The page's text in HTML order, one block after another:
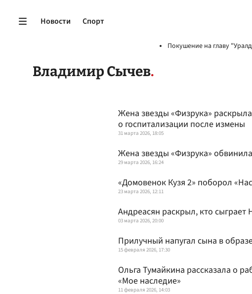
Новости Спорт
Покушение на главу
Владимир Сычев
Жена звезды «Физрука»
о госпитализации после измены
31 марта 2026, 18:05
Жена звезды «Физрука»
29 марта 2026, 16:24
«Домовенок Кузя 2» поборол
23 марта 2026, 12:11
Андреасян раскрыл, кто сыграет
03 марта 2026, 20:00
Прилучный напугал сына в
15 февраля 2026, 17:30
Ольга Тумайкина рассказала о
«Мое наследие»
11 февраля 2026, 14:03